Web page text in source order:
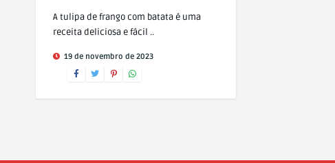
A tulipa de frango com batata é uma
receita deliciosa e fácil ..
19 de novembro de 2023